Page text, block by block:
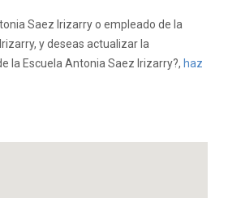
Saez Irizarry o empleado de la
y deseas actualizar la
la Escuela Antonia Saez Irizarry?, haz